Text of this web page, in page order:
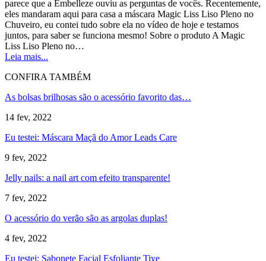
parece que a Embelleze ouviu as perguntas de vocês. Recentemente,
eles mandaram aqui para casa a máscara Magic Liss Liso Pleno no
Chuveiro, eu contei tudo sobre ela no vídeo de hoje e testamos
juntos, para saber se funciona mesmo! Sobre o produto A Magic
Liss Liso Pleno no…
Leia mais...
CONFIRA TAMBÉM
As bolsas brilhosas são o acessório favorito das…
14 fev, 2022
Eu testei: Máscara Maçã do Amor Leads Care
9 fev, 2022
Jelly nails: a nail art com efeito transparente!
7 fev, 2022
O acessório do verão são as argolas duplas!
4 fev, 2022
Eu testei: Sabonete Facial Esfoliante Tiye